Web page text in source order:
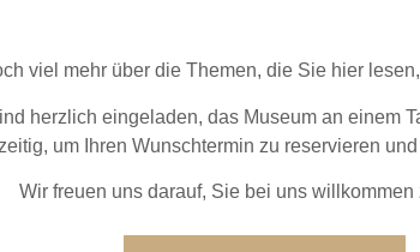
viel mehr über die Themen, die Sie hier
herzlich eingeladen, das Museum an einem
um Ihren Wunschtermin zu reservieren
Wir freuen uns darauf, Sie bei uns willkommen